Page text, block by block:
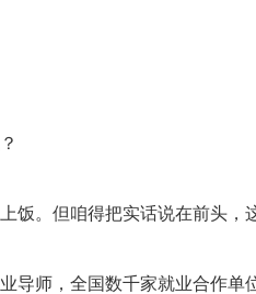
饭。但咱得把实话说在前头，
导师，全国数千家就业合作单